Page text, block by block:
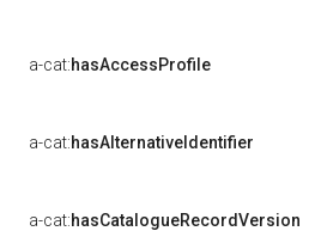
a-cat:hasAccessProfile
a-cat:hasAlternativeIdentifier
a-cat:hasCatalogueRecordVersion